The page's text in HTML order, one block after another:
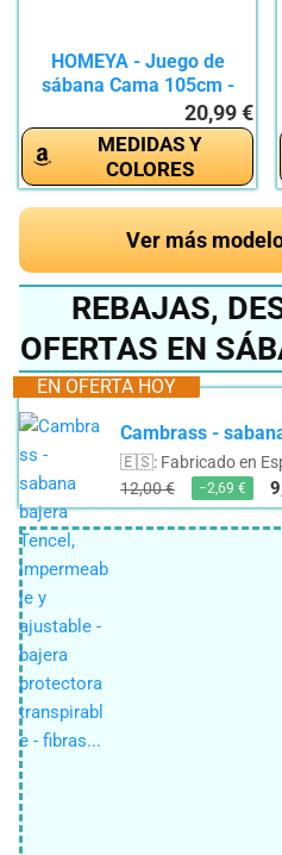
HOMEYA - Juego de
sábana Cama 105cm -
juego de 3...20,99 €
MEDIDAS Y
COLORES
Ver más
REBAJAS,
OFERTAS EN
EN OFERTA HOY
🇪🇸: Fabricado en
12,00 €
−2,69 €